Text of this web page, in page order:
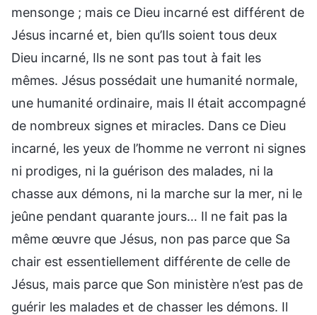
mensonge ; mais ce Dieu incarné est différent de
Jésus incarné et, bien qu’Ils soient tous deux
Dieu incarné, Ils ne sont pas tout à fait les
mêmes. Jésus possédait une humanité normale,
une humanité ordinaire, mais Il était accompagné
de nombreux signes et miracles. Dans ce Dieu
incarné, les yeux de l’homme ne verront ni signes
ni prodiges, ni la guérison des malades, ni la
chasse aux démons, ni la marche sur la mer, ni le
jeûne pendant quarante jours… Il ne fait pas la
même œuvre que Jésus, non pas parce que Sa
chair est essentiellement différente de celle de
Jésus, mais parce que Son ministère n’est pas de
guérir les malades et de chasser les démons. Il